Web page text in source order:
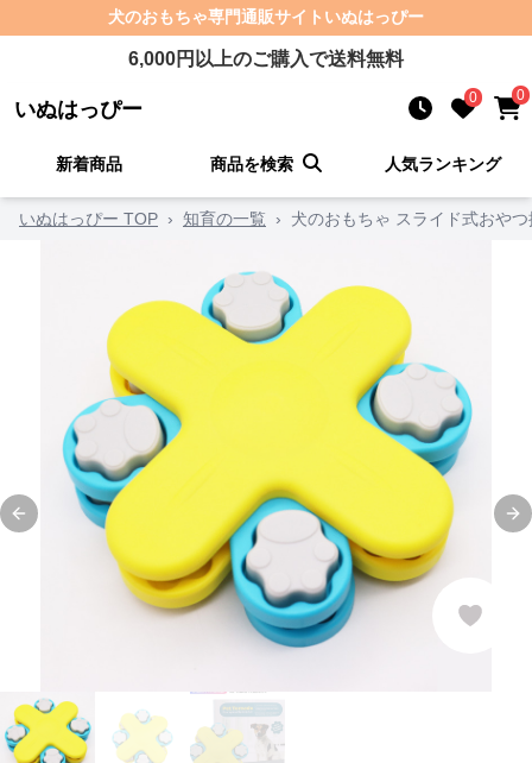
犬のおもちゃ専門通販サイト いぬはっぴー
6,000円以上のご購入で送料無料
いぬはっぴー 0 0
新着商品 商品を検索 人気ランキング
いぬはっぴー TOP › 知育の一覧 › 犬のおもちゃ スライド式おや
Previous slide